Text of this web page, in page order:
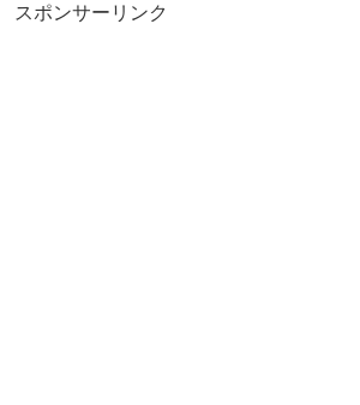
スポンサーリンク